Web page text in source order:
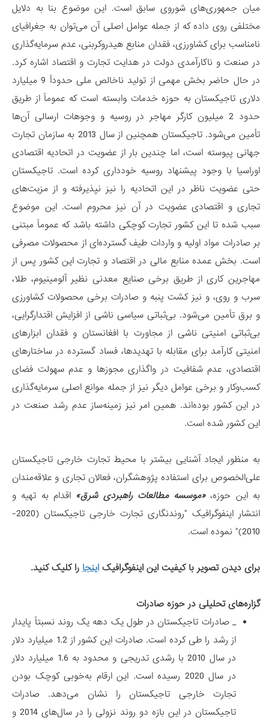
میان جمهوری‌های شوروی سابق است. این موضوع بنا به دلایل
مختلفی روی داده که از جمله عوامل اصلی آن می‌توان به جغرافیای
نامناسب برای کشاورزی، فقدان منابع هیدروکربنی، عدم سرمایه‌گذاری
در صنعت و ناکارآمدی دولت در هدایت تجارت و اقتصاد اشاره کرد.
در حال حاضر بخش مهمی از تولید ناخالص ملی حدوداً 9 میلیارد
دلاری تاجیکستان به حوزه خدمات وابسته است که عموماً از طریق
حدود 2 میلیون کارگر مهاجر در روسیه و وجوهات ارسالی آن‌ها
تأمین می‌شود. تاجیکستان همچنین از سال 2013 به سازمان تجارت
جهانی پیوسته است، اما چندین بار از عضویت در اتحادیه اقتصادی
اوراسیا با وجود پیشنهاد روسیه خودداری کرده است. تاجیکستان
حتی عضویت ناظر در این اتحادیه را نیز نپذیرفته و از مزیت‌های
تجاری و اقتصادی عضویت در آن نیز محروم است. این موضوع
سبب شده تا این کشور تجارت کوچکی داشته باشد که عموماً مبتنی
بر صادرات مواد اولیه و واردات طیف گسترده‌ای از محصولات مصرفی
است. بخش عمده منابع مالی در اقتصاد و تجارت این کشور پس از
مهاجرین کاری از طریق برخی صنایع معدنی نظیر آلومینیوم، طلا،
سرب و روی، و نیز کشت پنبه و صادرات برخی محصولات کشاورزی
و برق تأمین می‌شود. بی‌ثباتی سیاسی ناشی از افزایش اقتدارگرایی،
بی‌ثباتی امنیتی ناشی از مجاورت با افغانستان و فقدان ابزارهای
امنیتی کارآمد برای مقابله با تهدیدها، فساد گسترده در ساختارهای
اقتصادی، عدم شفافیت در واگذاری مجوزها و عدم سهولت فضای
کسب‌وکار و برخی عوامل دیگر نیز از جمله موانع اصلی سرمایه‌گذاری
در این کشور بوده‌اند. همین امر نیز زمینه‌ساز عدم رشد صنعت در
این کشور شده است.
به منظور ایجاد آشنایی بیشتر با محیط تجارت خارجی تاجیکستان
علی‌الخصوص برای استفاده پژوهشگران، فعالان تجاری و علاقه‌مندان
به این حوزه،«موسسه مطالعات راهبردی شرق» اقدام به تهیه و
انتشار اینفوگرافیک "روندنگاری تجارت خارجی تاجیکستان (2020-
2010)" نموده است.
برای دیدن تصویر با کیفیت این اینفوگرافیک اینجا را کلیک کنید.
گزاره‌های تحلیلی در حوزه صادرات
_ صادرات تاجیکستان در طول یک دهه یک روند نسبتاً پایدار
از رشد را طی کرده است. صادرات این کشور از 1.2 میلیارد دلار
در سال 2010 با رشدی تدریجی و محدود به 1.6 میلیارد دلار
در سال 2020 رسیده است. این ارقام به‌خوبی کوچک بودن
تجارت خارجی تاجیکستان را نشان می‌دهد. صادرات
تاجیکستان در این بازه دو روند نزولی را در سال‌های 2014 و